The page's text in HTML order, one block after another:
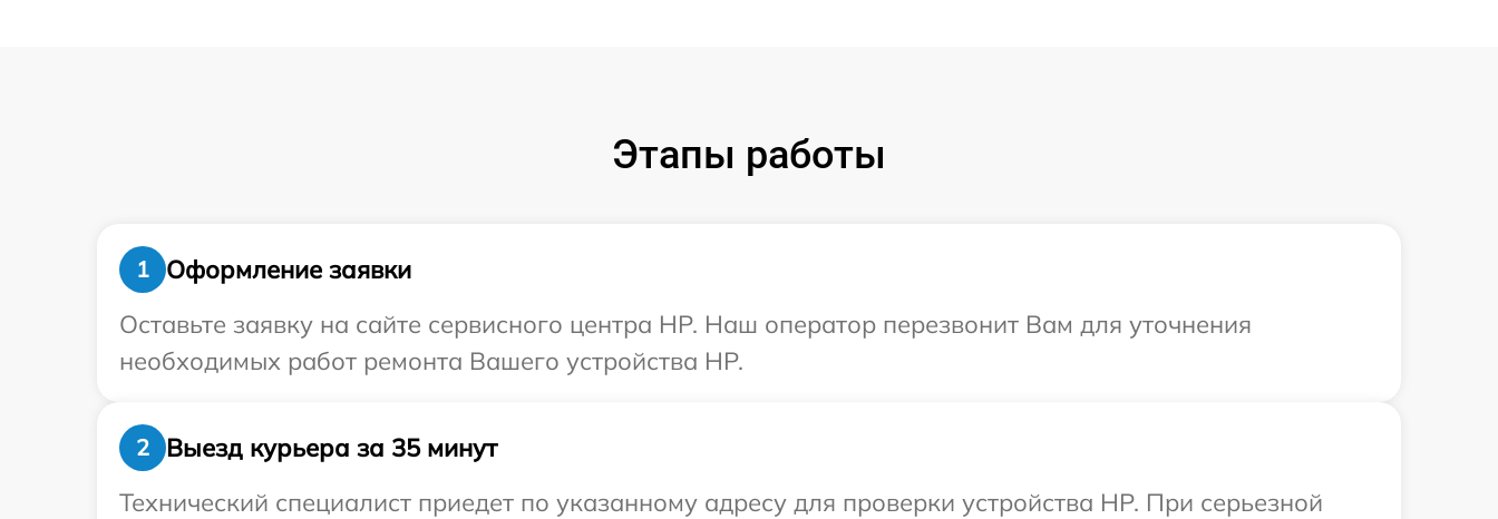
Этапы работы
1
Оформление заявки
Оставьте заявку на сайте сервисного центра HP. Наш оператор перезвонит Вам для уточнения
необходимых работ ремонта Вашего устройства HP.
2
Выезд курьера за 35 минут
Технический специалист приедет по указанному адресу для проверки устройства HP. При серьезной